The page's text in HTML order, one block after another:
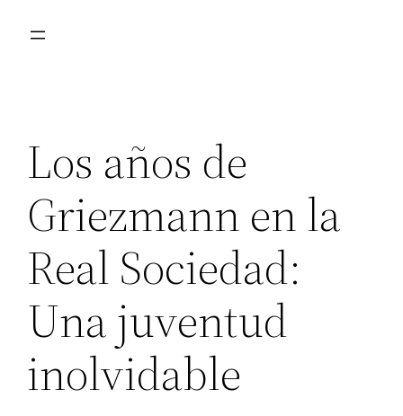
Los años de
Griezmann en la
Real Sociedad:
Una juventud
inolvidable